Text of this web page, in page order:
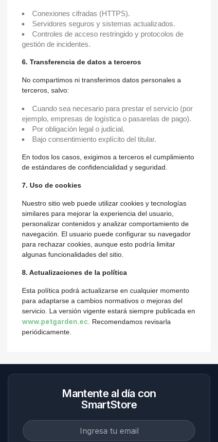
Conexiones cifradas (HTTPS).
Servidores seguros y sistemas actualizados.
Controles de acceso restringido y protocolos de
gestión de incidentes.
6. Transferencia de datos a terceros
No compartimos ni transferimos datos personales a
terceros, salvo:
Cuando sea necesario para prestar el servicio (por
ejemplo, empresas de logística o pasarelas de pago).
Por obligación legal o judicial.
Bajo consentimiento explícito del titular.
En todos los casos, exigimos a terceros el cumplimiento
de estándares de confidencialidad y seguridad.
7. Uso de cookies
Nuestro sitio web puede utilizar cookies y tecnologías
similares para mejorar la experiencia del usuario,
personalizar contenidos y analizar comportamiento de
navegación. El usuario puede configurar su navegador
para rechazar cookies, aunque esto podría limitar
algunas funcionalidades del sitio.
8. Actualizaciones de la política
Esta política podrá actualizarse en cualquier momento
para adaptarse a cambios normativos o mejoras del
servicio. La versión vigente estará siempre publicada en
www.petgarden.ec . Recomendamos revisarla
periódicamente.
Mantente al día con
SmartStore